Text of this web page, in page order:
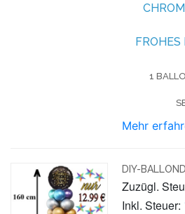
1
Mehr
DIY-
Zuzügl.
Inkl. Steuer: